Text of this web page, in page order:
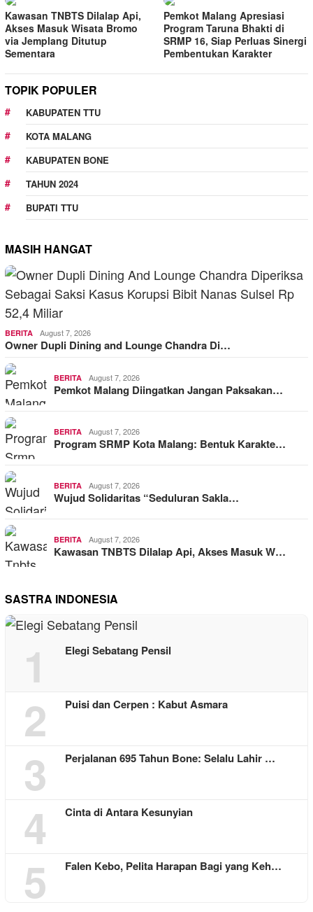
Kawasan TNBTS Dilalap Api,
Akses Masuk Wisata Bromo
via Jemplang Ditutup
Sementara
Pemkot Malang Apresiasi
Program Taruna Bhakti di
SRMP 16, Siap Perluas Sinergi
Pembentukan Karakter
TOPIK POPULER
KABUPATEN TTU
KOTA MALANG
KABUPATEN BONE
TAHUN 2024
BUPATI TTU
MASIH HANGAT
BERITA August 7, 2026
Owner Dupli Dining and Lounge Chandra Di…
BERITA August 7, 2026
Pemkot Malang Diingatkan Jangan Paksakan…
BERITA August 7, 2026
Program SRMP Kota Malang: Bentuk Karakte…
BERITA August 7, 2026
Wujud Solidaritas “Seduluran Sakla…
BERITA August 7, 2026
Kawasan TNBTS Dilalap Api, Akses Masuk W…
SASTRA INDONESIA
1 Elegi Sebatang Pensil
2 Puisi dan Cerpen : Kabut Asmara
3 Perjalanan 695 Tahun Bone: Selalu Lahir …
4 Cinta di Antara Kesunyian
5 Falen Kebo, Pelita Harapan Bagi yang Keh…